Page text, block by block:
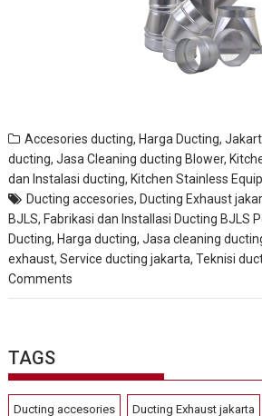
Accesories ducting,Harga Ducting,
ducting,Jasa Cleaning ducting Blower,
dan Instalasi ducting,Kitchen Stainless
Ducting accesories,Ducting Exhaust
BJLS,Fabrikasi dan Installasi Ducting BJLS
Ducting,Harga ducting,Jasa cleaning
exhaust,Service ducting jakarta,Teknisi
Comments
TAGS
Ducting accesories Ducting Exhaust jakarta